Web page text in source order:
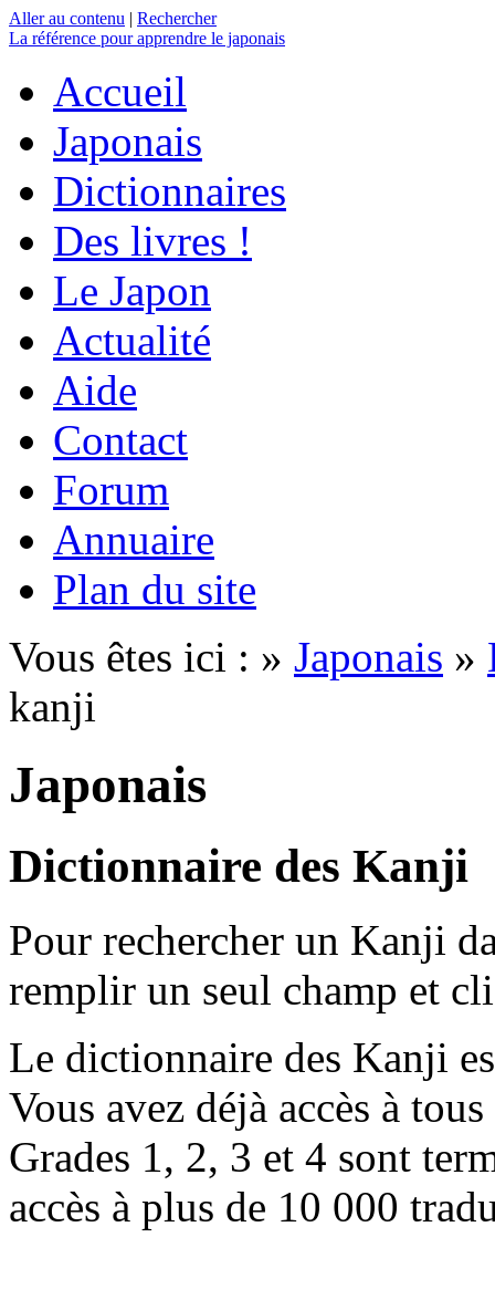
Aller au contenu | Rechercher
La référence pour apprendre le japonais
Accueil
Japonais
Dictionnaires
Des livres !
Le Japon
Actualité
Aide
Contact
Forum
Annuaire
Plan du site
Vous êtes ici : » Japonais »
kanji
Japonais
Dictionnaire des Kanji
Pour rechercher un Kanji
remplir un seul champ et
Le dictionnaire des Kanji
Vous avez déjà accès à
Grades 1, 2, 3 et 4 sont
accès à plus de 10 000